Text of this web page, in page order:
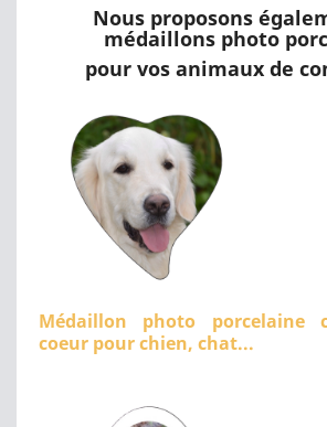
Nous proposons
médaillons photo
pour vos animaux de
Médaillon photo porcelaine
coeur pour chien, chat...